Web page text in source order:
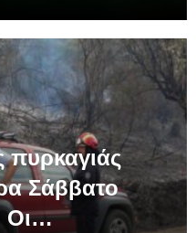
πυρκαγιάς
Σάββατο
Οι…